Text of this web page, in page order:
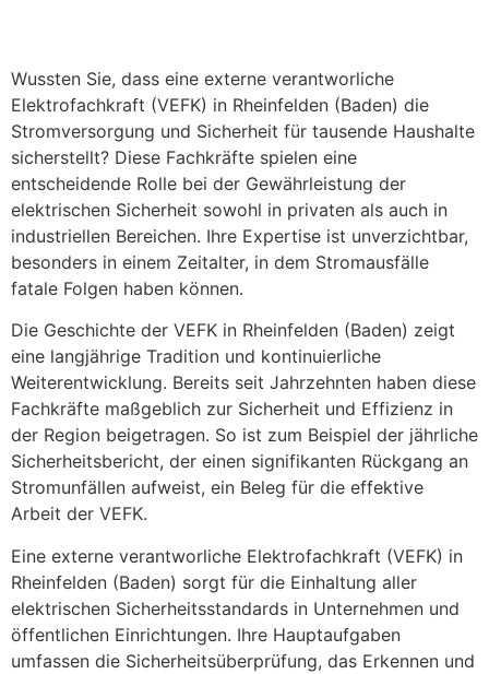
Wussten Sie, dass eine externe verantworliche
Elektrofachkraft (VEFK) in Rheinfelden (Baden) die
Stromversorgung und Sicherheit für tausende Haushalte
sicherstellt? Diese Fachkräfte spielen eine
entscheidende Rolle bei der Gewährleistung der
elektrischen Sicherheit sowohl in privaten als auch in
industriellen Bereichen. Ihre Expertise ist unverzichtbar,
besonders in einem Zeitalter, in dem Stromausfälle
fatale Folgen haben können.
Die Geschichte der VEFK in Rheinfelden (Baden) zeigt
eine langjährige Tradition und kontinuierliche
Weiterentwicklung. Bereits seit Jahrzehnten haben diese
Fachkräfte maßgeblich zur Sicherheit und Effizienz in
der Region beigetragen. So ist zum Beispiel der jährliche
Sicherheitsbericht, der einen signifikanten Rückgang an
Stromunfällen aufweist, ein Beleg für die effektive
Arbeit der VEFK.
Eine externe verantworliche Elektrofachkraft (VEFK) in
Rheinfelden (Baden) sorgt für die Einhaltung aller
elektrischen Sicherheitsstandards in Unternehmen und
öffentlichen Einrichtungen. Ihre Hauptaufgaben
umfassen die Sicherheitsüberprüfung, das Erkennen und